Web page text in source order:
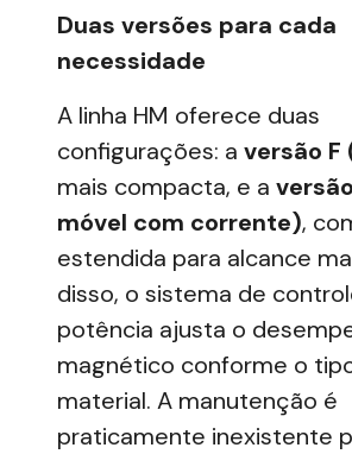
Duas versões para cada
necessidade
A linha HM oferece duas
configurações: a versão F
mais compacta, e a
móvel com corrente),
estendida para alcance
disso, o sistema de
potência ajusta o
magnético conforme o
material. A manutenção é
praticamente inexistente